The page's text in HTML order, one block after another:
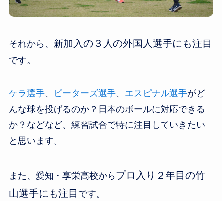
それから、 新加入の３人の外国人選手にも注目
です。
ケラ選手、 ピーターズ選手、 エスピナル選手がど
んな球を投げるのか？日本のボールに対応できる
か？などなど、練習試合で特に注目していきたい
と思います。
また、愛知・享栄高校からプロ入り２年目の竹
山選手にも注目 です。